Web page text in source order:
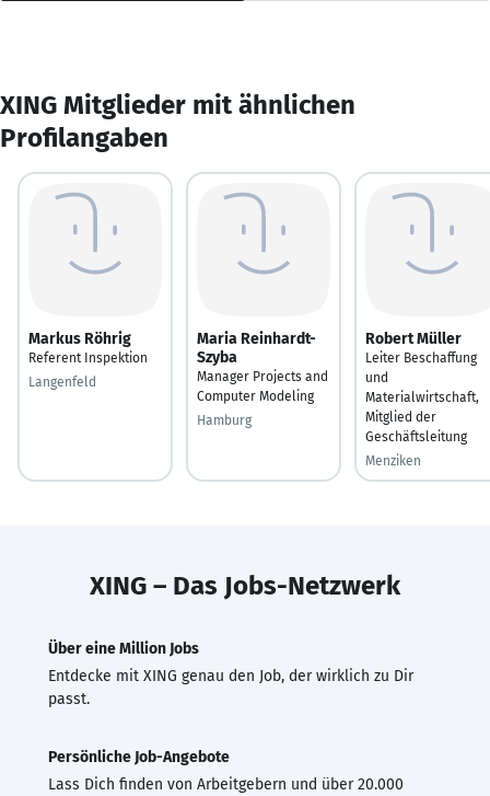
XING Mitglieder mit ähnlichen
Profilangaben
Markus Röhrig
Referent Inspektion
Langenfeld
Maria Reinhardt-
Szyba
Manager Projects and
Computer Modeling
Hamburg
Robert Müller
Leiter Beschaffung
und
Materialwirtschaft,
Mitglied der
Geschäftsleitung
Menziken
XING – Das Jobs-Netzwerk
Über eine Million Jobs
Entdecke mit XING genau den Job, der wirklich zu Dir
passt.
Persönliche Job-Angebote
Lass Dich finden von Arbeitgebern und über 20.000